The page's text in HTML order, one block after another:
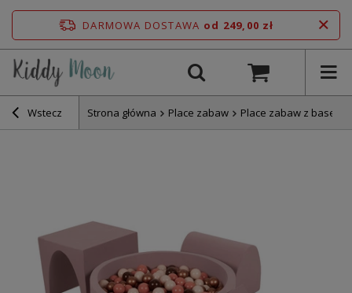
DARMOWA DOSTAWA od 249,00 zł
Wstecz Strona główna Place zabaw Place zabaw z